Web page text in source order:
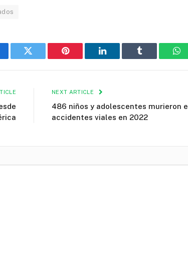
Twitter Pinterest LinkedIn Tumblr
NEXT ARTICLE
486 niños y adolescentes murieron
accidentes viales en 2022